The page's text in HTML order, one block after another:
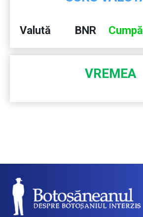
Valută BNR
VREMEA